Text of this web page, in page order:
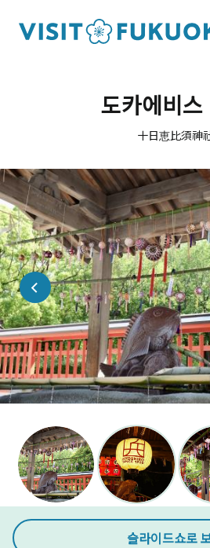
도카에비
十日恵比須神
슬라이드쇼로